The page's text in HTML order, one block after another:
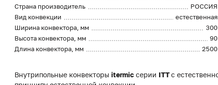
Страна производитель
РОССИЯ
Вид конвекции
естественная
Ширина конвектора, мм
300
Высота конвектора, мм
90
Длина конвектора, мм
2500
Внутрипольные конвекторы itermic серии ITTс